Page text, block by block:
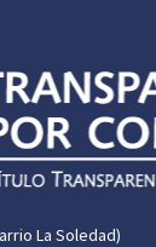
La Soledad)